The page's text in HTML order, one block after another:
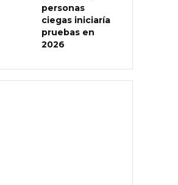
personas
ciegas iniciaría
pruebas en
2026